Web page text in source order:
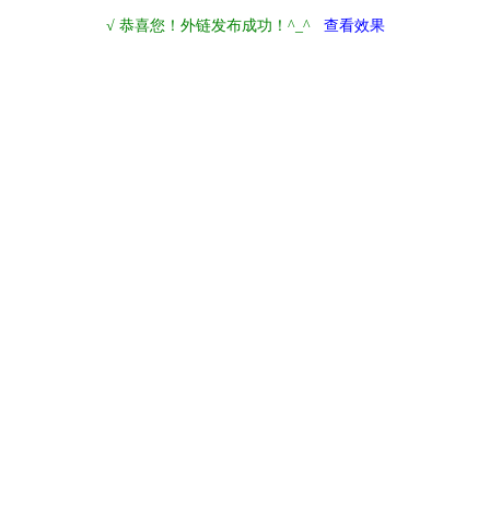
√ 恭喜您！外链发布成功！^_^ 查看效果